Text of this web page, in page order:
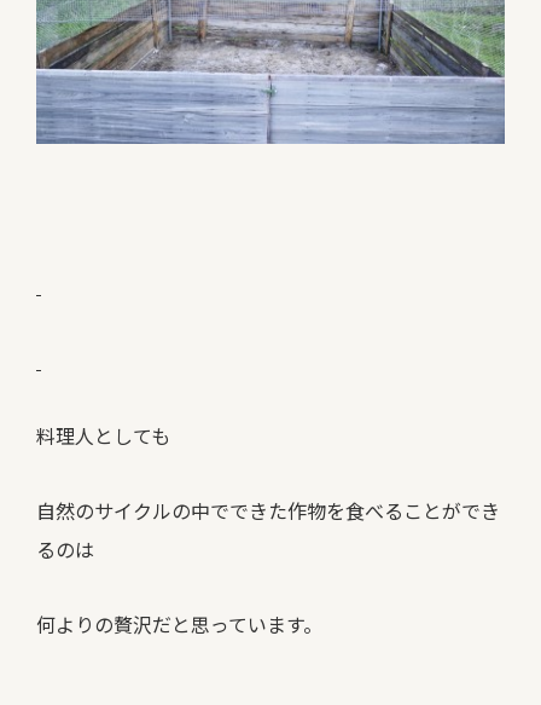
料理人としても
自然のサイクルの中でできた作物を食べることができ
るのは
何よりの贅沢だと思っています。